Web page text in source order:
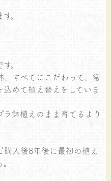
。
。
すべてにこだわって、常
めて植え替えをしていま
鉢植えのまま育てるより
入後8年後に最初の植え